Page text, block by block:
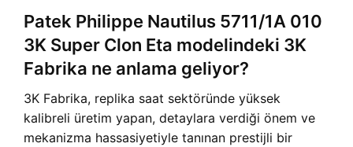
Patek Philippe Nautilus 5711/1A 010
3K Super Clon Eta modelindeki 3K
Fabrika ne anlama geliyor?
3K Fabrika, replika saat sektöründe yüksek
kalibreli üretim yapan, detaylara verdiği önem ve
mekanizma hassasiyetiyle tanınan prestijli bir